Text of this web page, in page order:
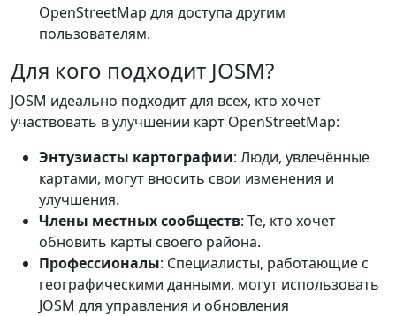
OpenStreetMap для доступа другим
пользователям.
Для кого подходит JOSM?
JOSM идеально подходит для всех, кто хочет
участвовать в улучшении карт OpenStreetMap:
Энтузиасты картографии: Люди, увлечённые
картами, могут вносить свои изменения и
улучшения.
Члены местных сообществ: Те, кто хочет
обновить карты своего района.
Профессионалы: Специалисты, работающие с
географическими данными, могут использовать
JOSM для управления и обновления